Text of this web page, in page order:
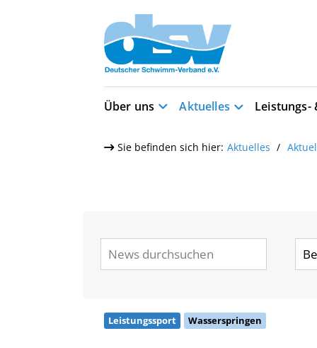
Über uns Aktuelles
Sie befinden sich hier: Aktuelles
Leistungssport Wasserspringen